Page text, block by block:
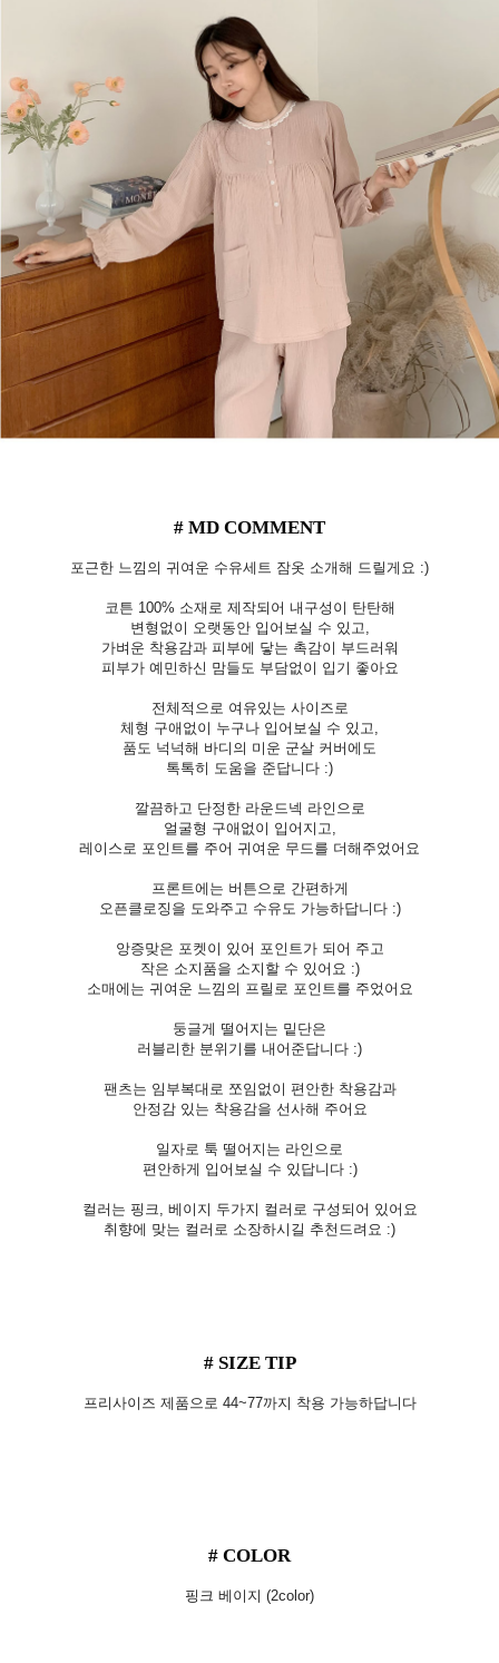
# MD COMMENT
포근한 느낌의 귀여운 수유세트 잠옷 소개해 드릴게요 :)
코튼 100% 소재로 제작되어 내구성이 탄탄해
변형없이 오랫동안 입어보실 수 있고,
가벼운 착용감과 피부에 닿는 촉감이 부드러워
피부가 예민하신 맘들도 부담없이 입기 좋아요
전체적으로 여유있는 사이즈로
체형 구애없이 누구나 입어보실 수 있고,
품도 넉넉해 바디의 미운 군살 커버에도
톡톡히 도움을 준답니다 :)
깔끔하고 단정한 라운드넥 라인으로
얼굴형 구애없이 입어지고,
레이스로 포인트를 주어 귀여운 무드를 더해주었어요
프론트에는 버튼으로 간편하게
오픈클로징을 도와주고 수유도 가능하답니다 :)
앙증맞은 포켓이 있어 포인트가 되어 주고
작은 소지품을 소지할 수 있어요 :)
소매에는 귀여운 느낌의 프릴로 포인트를 주었어요
둥글게 떨어지는 밑단은
러블리한 분위기를 내어준답니다 :)
팬츠는 임부복대로 쪼임없이 편안한 착용감과
안정감 있는 착용감을 선사해 주어요
일자로 툭 떨어지는 라인으로
편안하게 입어보실 수 있답니다 :)
컬러는 핑크, 베이지 두가지 컬러로 구성되어 있어요
취향에 맞는 컬러로 소장하시길 추천드려요 :)
# SIZE TIP
프리사이즈 제품으로 44~77까지 착용 가능하답니다
# COLOR
핑크 베이지 (2color)